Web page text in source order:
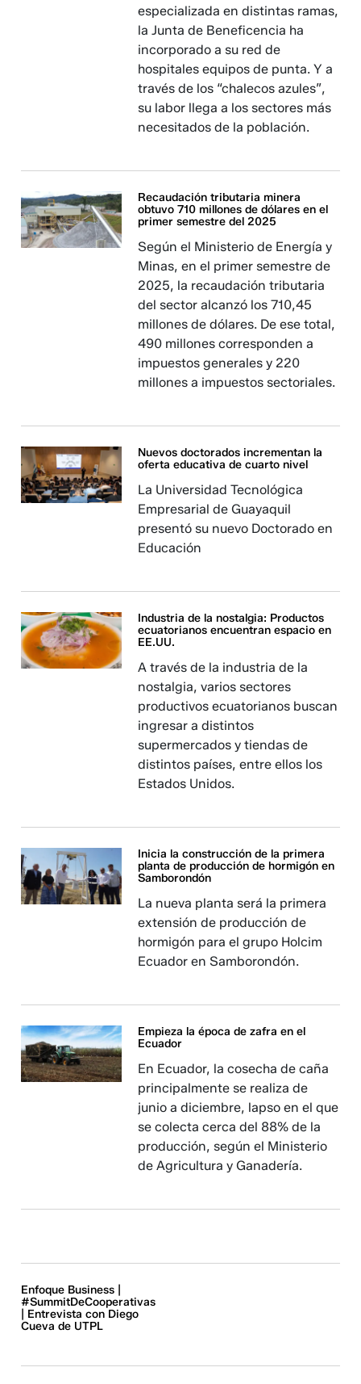
especializada en distintas ramas,
la Junta de Beneficencia ha
incorporado a su red de
hospitales equipos de punta. Y a
través de los “chalecos azules”,
su labor llega a los sectores más
necesitados de la población.
Recaudación tributaria minera
obtuvo 710 millones de dólares en el
primer semestre del 2025
Según el Ministerio de Energía y
Minas, en el primer semestre de
2025, la recaudación tributaria
del sector alcanzó los 710,45
millones de dólares. De ese total,
490 millones corresponden a
impuestos generales y 220
millones a impuestos sectoriales.
Nuevos doctorados incrementan la
oferta educativa de cuarto nivel
La Universidad Tecnológica
Empresarial de Guayaquil
presentó su nuevo Doctorado en
Educación
Industria de la nostalgia: Productos
ecuatorianos encuentran espacio en
EE.UU.
A través de la industria de la
nostalgia, varios sectores
productivos ecuatorianos buscan
ingresar a distintos
supermercados y tiendas de
distintos países, entre ellos los
Estados Unidos.
Inicia la construcción de la primera
planta de producción de hormigón en
Samborondón
La nueva planta será la primera
extensión de producción de
hormigón para el grupo Holcim
Ecuador en Samborondón.
Empieza la época de zafra en el
Ecuador
En Ecuador, la cosecha de caña
principalmente se realiza de
junio a diciembre, lapso en el que
se colecta cerca del 88% de la
producción, según el Ministerio
de Agricultura y Ganadería.
Enfoque Business |
#SummitDeCooperativas
| Entrevista con Diego
Cueva de UTPL